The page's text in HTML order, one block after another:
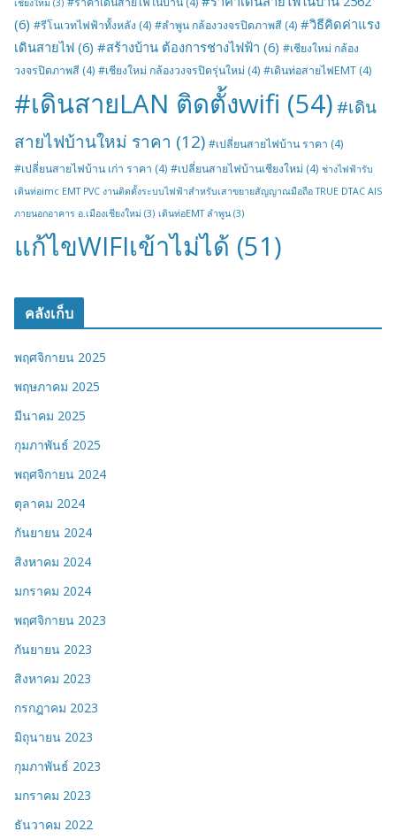
เชียงใหม่ (3)
(6) #รีโนเวทไฟฟ้าทั้งหลัง (4) #ลำพูน กล้องวงจรปิดภาพสี (4) #วิธีคิดค่าแรง
เดินสายไฟ (6) #สร้างบ้าน ต้องการช่างไฟฟ้า (6) #เชียงใหม่ กล้อง
วงจรปิดภาพสี (4) #เชียงใหม่ กล้องวงจรปิดรุ่นใหม่ (4) #เดินท่อสายไฟEMT (4)
#เดินสายLAN ติดตั้งwifi (54) #เดิน
สายไฟบ้านใหม่ ราคา (12) #เปลี่ยนสายไฟบ้าน ราคา (4)
#เปลี่ยนสายไฟบ้าน เก่า ราคา (4) #เปลี่ยนสายไฟบ้านเชียงใหม่ (4) ช่างไฟฟ้ารับ
เดินท่อimc EMT PVC งานติดตั้งระบบไฟฟ้าสำหรับเสาขยายสัญญาณมือถือ TRUE DTAC AIS
ภายนอกอาคาร อ.เมืองเชียงใหม่ (3) เดินท่อEMT ลำพูน (3)
แก้ไขWIFIเข้าไม่ได้ (51)
คลังเก็บ
พฤศจิกายน 2025
พฤษภาคม 2025
มีนาคม 2025
กุมภาพันธ์ 2025
พฤศจิกายน 2024
ตุลาคม 2024
กันยายน 2024
สิงหาคม 2024
มกราคม 2024
พฤศจิกายน 2023
กันยายน 2023
สิงหาคม 2023
กรกฎาคม 2023
มิถุนายน 2023
กุมภาพันธ์ 2023
มกราคม 2023
ธันวาคม 2022